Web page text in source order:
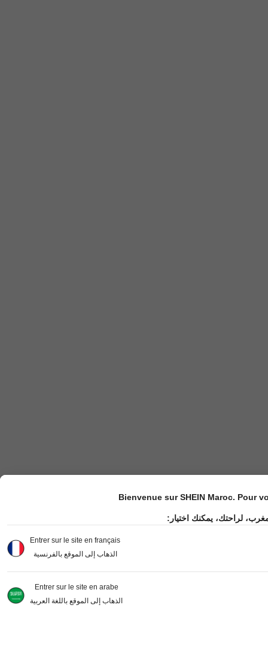
Bienvenue sur SHEIN Maroc. Pour
لراحتك، يمكنك اختيار:
Entrer sur le site en français
الذهاب إلى الموقع بالفرنسية
Entrer sur le site en arabe
الذهاب إلى الموقع باللغة العربية